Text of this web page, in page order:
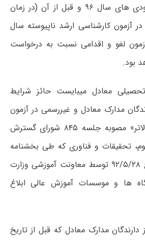
شاغل به تحصیل (ورودی های سال ۹۶ و قبل از آن (در زمان
آزمون کارشناسی ارشد ناپیوسته سال
در آزمون لغو و اقدامی نسبت به درخواست
بود.
تحصیلی معادل میبایست حائز شرایط
مدارک معادل و غیررسمی در آزمون
های ورودی مقاطع بالاتر» مصوبه جلسه ۸۴۵ شورای گسترش
تحقیقات و فناوری که طی بخشنامه
شماره ۲/۷۷۶۳۳ مورخ ۹۲/۵/۲۸ توسط معاونت آموزشی وزارت
ها و موسسات آموزش عالی ابلاغ
مدارک معادل که قبل از تاریخ